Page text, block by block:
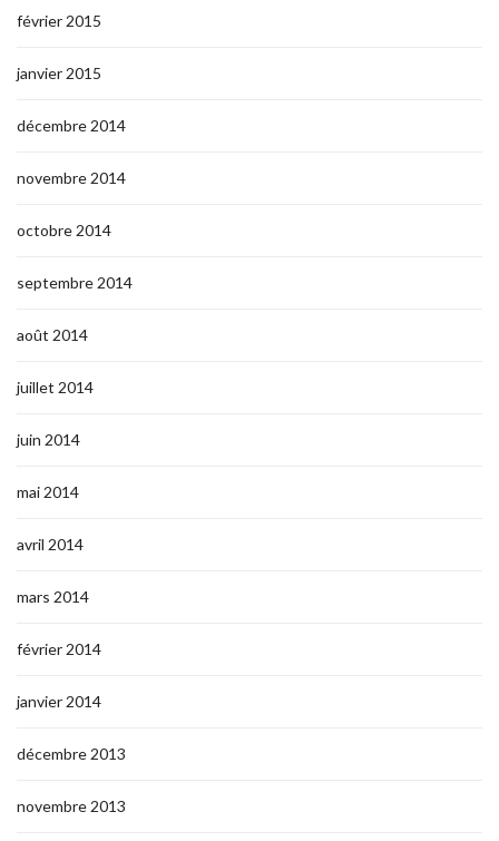
février 2015
janvier 2015
décembre 2014
novembre 2014
octobre 2014
septembre 2014
août 2014
juillet 2014
juin 2014
mai 2014
avril 2014
mars 2014
février 2014
janvier 2014
décembre 2013
novembre 2013